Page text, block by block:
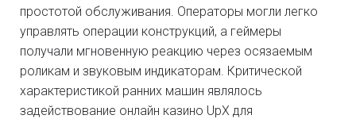
простотой обслуживания. Операторы могли легко
управлять операции конструкций, а геймеры
получали мгновенную реакцию через осязаемым
роликам и звуковым индикаторам. Критической
характеристикой ранних машин являлось
задействование онлайн казино UpX для